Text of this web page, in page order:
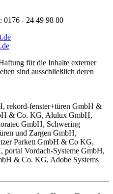
0176 - 24 49 98 80
für die Inhalte externer
sind ausschließlich deren
rekord-fenster+türen GmbH &
& Co. KG, Alulux GmbH,
GmbH, Schwering
und Zargen GmbH,
Parkett GmbH & Co KG,
Vordach-Systeme GmbH,
& Co. KG, Adobe Systems